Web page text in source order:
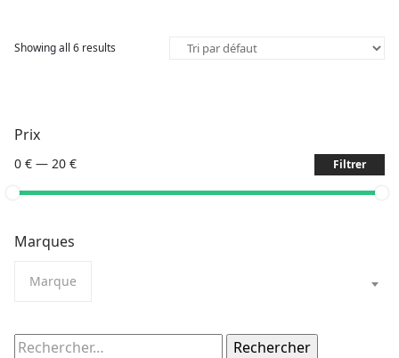
Showing all 6 results
Prix
0 € — 20 € Filtrer
Marques
Marque
Rechercher :